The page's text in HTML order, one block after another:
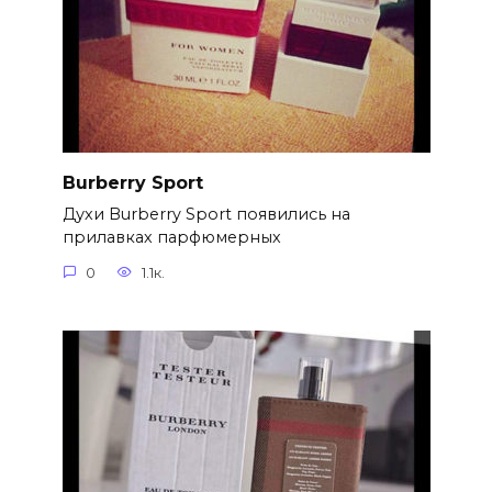
Burberry Sport
Духи Burberry Sport появились на
прилавках парфюмерных
0 1.1к.